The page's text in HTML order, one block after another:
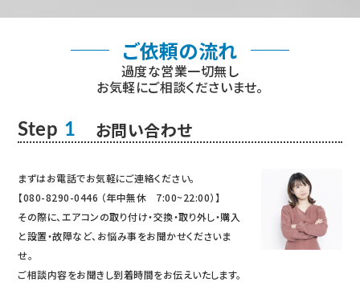
ご依頼の流れ
過度な営業一切無し
お気軽にご相談くださいませ。
Step 1 お問い合わせ
まずはお電話でお気軽にご連絡ください。
【080-8290-0446 （年中無休 7:00~22:00）】
その際に、エアコンの取り付け・交換・取り外し・購入
と設置・故障など、お悩み事をお聞かせくださいま
せ。
ご相談内容をお聞きし到着時間をお伝えいたします。